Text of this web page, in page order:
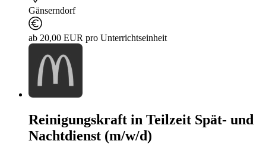
Gänserndorf
ab 20,00 EUR pro Unterrichtseinheit
Reinigungskraft in Teilzeit Spät- und
Nachtdienst (m/w/d)